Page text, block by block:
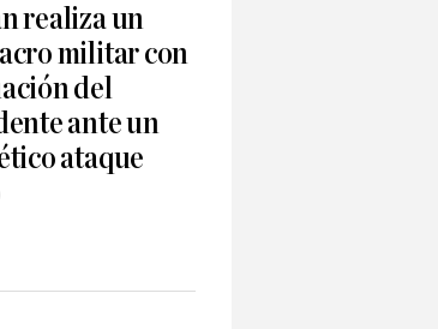
realiza un
militar con
del
ante un
ataque